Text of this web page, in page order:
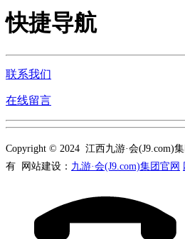
快捷导航
联系我们
在线留言
Copyright © 2024 江西九游·会(J9.com)
有 网站建设： 九游·会(J9.com)集团官网